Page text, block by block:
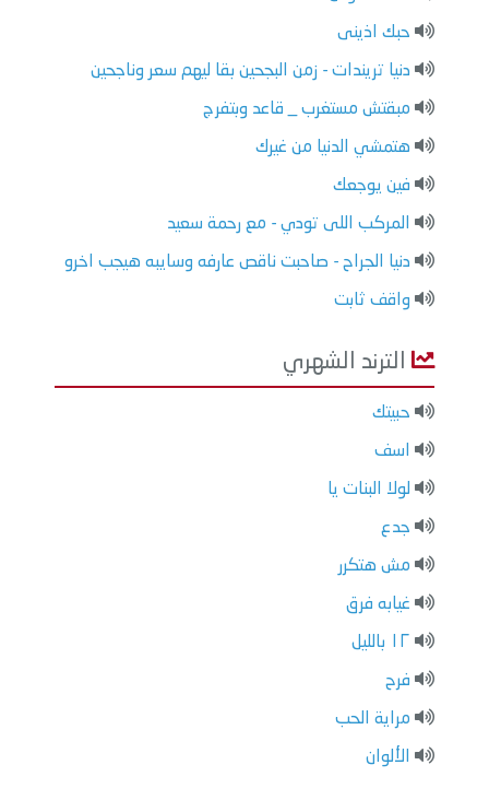
حبك اذينى
دنيا تريندات - زمن البجحين بقا ليهم سعر وناجحين
مبقتش مستغرب _ قاعد وبتفرج
هتمشي الدنيا من غيرك
فين يوجعك
المركب اللى تودي - مع رحمة سعيد
دنيا الجراح - صاحبت ناقص عارفه وسايبه هيجب اخرو
واقف ثابت
الترند الشهري
حبيتك
اسف
لولا البنات يا
جدع
مش هتكرر
غيابه فرق
١٢ بالليل
فرح
مراية الحب
الألوان